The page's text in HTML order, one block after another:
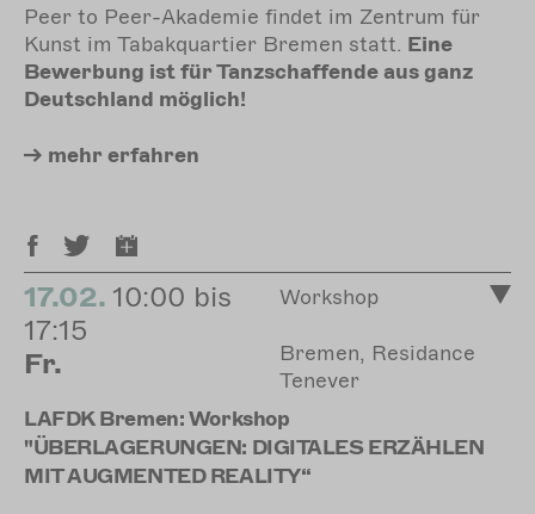
Peer to Peer-Akademie findet im Zentrum für
Kunst im Tabakquartier Bremen statt. Eine
Bewerbung ist für Tanzschaffende aus ganz
Deutschland möglich!
mehr erfahren
17.02. 10:00 bis
17:15
Fr.
Workshop
Bremen, Residance
Tenever
LAFDK Bremen: Workshop
"ÜBERLAGERUNGEN: DIGITALES ERZÄHLEN
MIT AUGMENTED REALITY“